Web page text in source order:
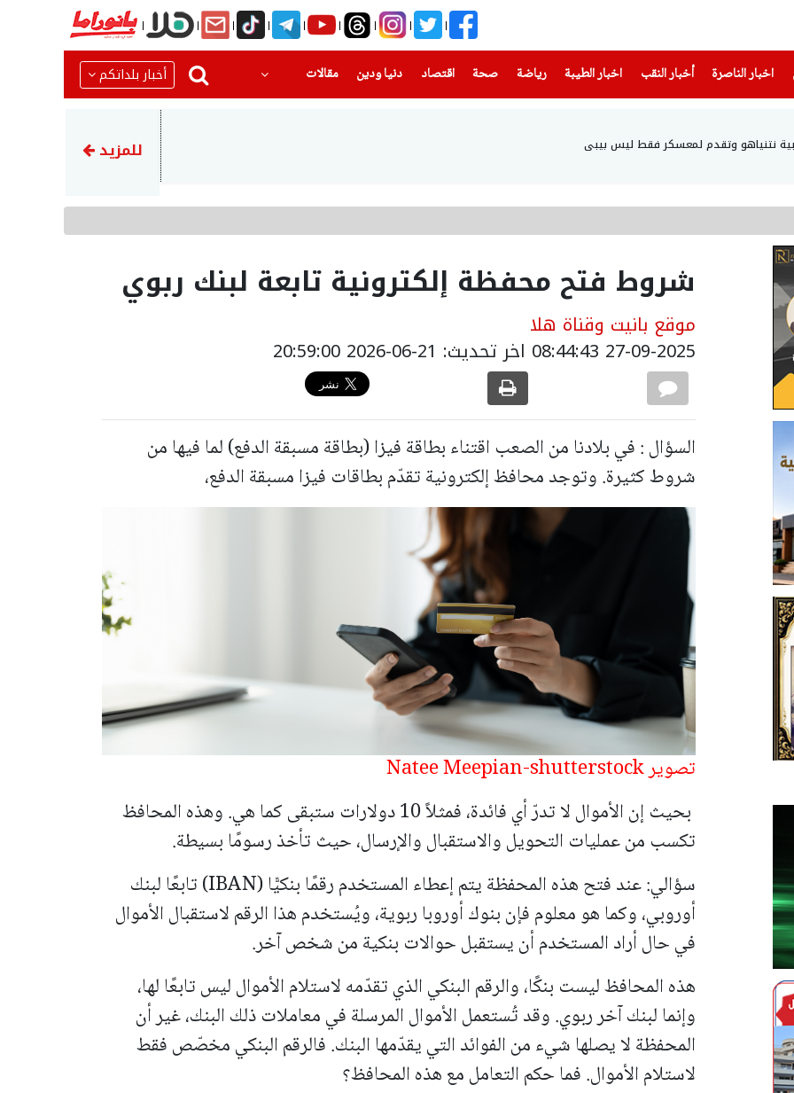
اخبار الناصرة
(current) أخبار النقب اخبار الطيبة(current) رياضة
(current) صحة(current) اقتصاد دنيا ودين
(current) مقالات أخبار بلداتكم
وتقدم لمعسكر فقط ليس بيبي إصابة رجل إثر اصطدام مركبة بجدار في أم الفحم
للمزيد
شروط فتح محفظة إلكترونية تابعة لبنك ربوي
موقع بانيت وقناة هلا
27-09-2025 08:44:43 اخر تحديث: 21-06-2026 20:59:00
السؤال : في بلادنا من الصعب اقتناء بطاقة فيزا (بطاقة مسبقة الدفع) لما فيها من
شروط كثيرة. وتوجد محافظ إلكترونية تقدّم بطاقات فيزا مسبقة الدفع،
تصوير Natee Meepian-shutterstock
بحيث إن الأموال لا تدرّ أي فائدة، فمثلاً 10 دولارات ستبقى كما هي. وهذه المحافظ
تكسب من عمليات التحويل والاستقبال والإرسال، حيث تأخذ رسومًا بسيطة.
سؤالي: عند فتح هذه المحفظة يتم إعطاء المستخدم رقمًا بنكيًّا (IBAN) تابعًا لبنك
أوروبي، وكما هو معلوم فإن بنوك أوروبا ربوية، ويُستخدم هذا الرقم لاستقبال الأموال
في حال أراد المستخدم أن يستقبل حوالات بنكية من شخص آخر.
هذه المحافظ ليست بنكًا، والرقم البنكي الذي تقدّمه لاستلام الأموال ليس تابعًا لها،
وإنما لبنك آخر ربوي. وقد تُستعمل الأموال المرسلة في معاملات ذلك البنك، غير أن
المحفظة لا يصلها شيء من الفوائد التي يقدّمها البنك. فالرقم البنكي مخصّص فقط
لاستلام الأموال. فما حكم التعامل مع هذه المحافظ؟